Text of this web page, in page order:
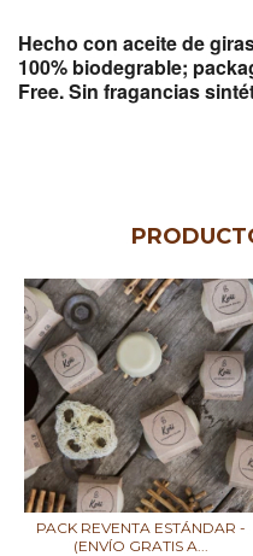
Hecho con aceite de
100% biodegrable;
Free. Sin fragancias
PACK REVENTA ESTÁNDAR -
(ENVÍO GRATIS A...